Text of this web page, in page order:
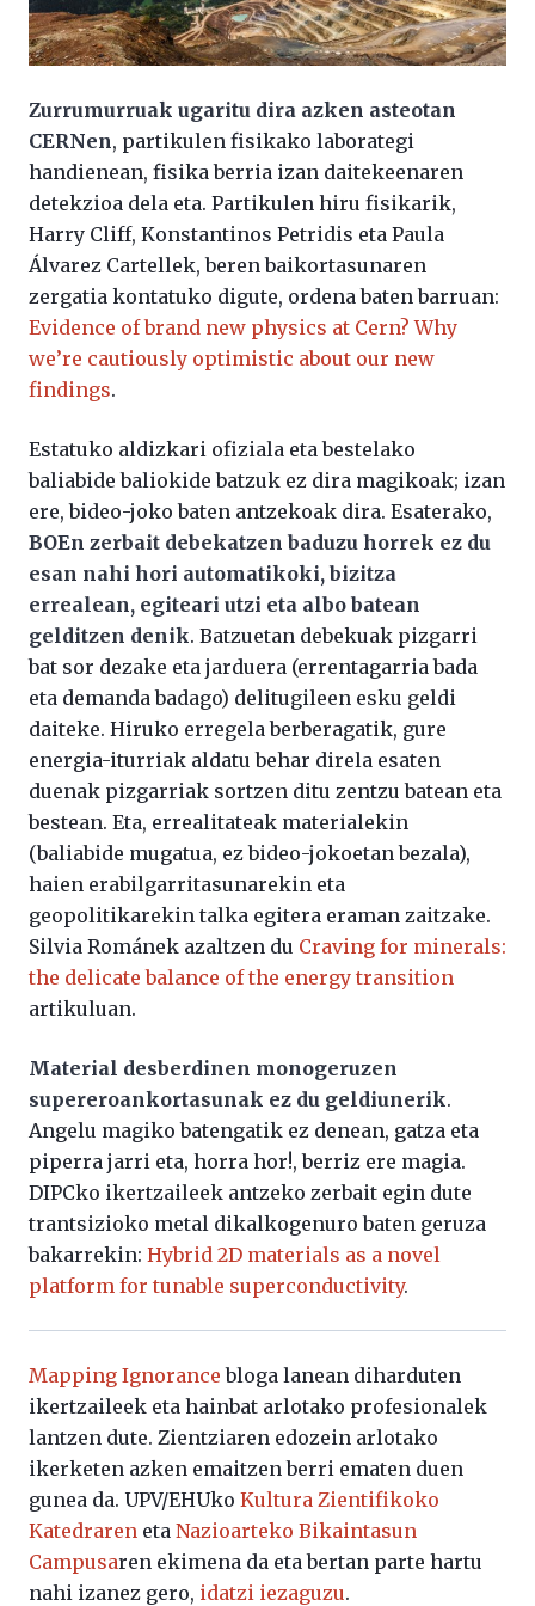
Zurrumurruak ugaritu dira azken asteotan
CERNen, partikulen fisikako laborategi
handienean, fisika berria izan daitekeenaren
detekzioa dela eta. Partikulen hiru fisikarik,
Harry Cliff, Konstantinos Petridis eta Paula
Álvarez Cartellek, beren baikortasunaren
zergatia kontatuko digute, ordena baten barruan:
Evidence of brand new physics at Cern? Why
we’re cautiously optimistic about our new
findings.
Estatuko aldizkari ofiziala eta bestelako
baliabide baliokide batzuk ez dira magikoak; izan
ere, bideo-joko baten antzekoak dira. Esaterako,
BOEn zerbait debekatzen baduzu horrek ez du
esan nahi hori automatikoki, bizitza
errealean, egiteari utzi eta albo batean
gelditzen denik. Batzuetan debekuak pizgarri
bat sor dezake eta jarduera (errentagarria bada
eta demanda badago) delitugileen esku geldi
daiteke. Hiruko erregela berberagatik, gure
energia-iturriak aldatu behar direla esaten
duenak pizgarriak sortzen ditu zentzu batean eta
bestean. Eta, errealitateak materialekin
(baliabide mugatua, ez bideo-jokoetan bezala),
haien erabilgarritasunarekin eta
geopolitikarekin talka egitera eraman zaitzake.
Silvia Románek azaltzen du Craving for minerals:
the delicate balance of the energy transition
artikuluan.
Material desberdinen monogeruzen
supereroankortasunak ez du geldiunerik.
Angelu magiko batengatik ez denean, gatza eta
piperra jarri eta, horra hor!, berriz ere magia.
DIPCko ikertzaileek antzeko zerbait egin dute
trantsizioko metal dikalkogenuro baten geruza
bakarrekin: Hybrid 2D materials as a novel
platform for tunable superconductivity.
Mapping Ignorance bloga lanean diharduten
ikertzaileek eta hainbat arlotako profesionalek
lantzen dute. Zientziaren edozein arlotako
ikerketen azken emaitzen berri ematen duen
gunea da. UPV/EHUko Kultura Zientifikoko
Katedraren eta Nazioarteko Bikaintasun
Campusaren ekimena da eta bertan parte hartu
nahi izanez gero, idatzi iezaguzu.